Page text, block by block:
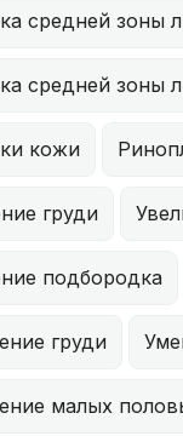
средней зоны
средней зоны
кожи
груди
подбородка
груди
малых